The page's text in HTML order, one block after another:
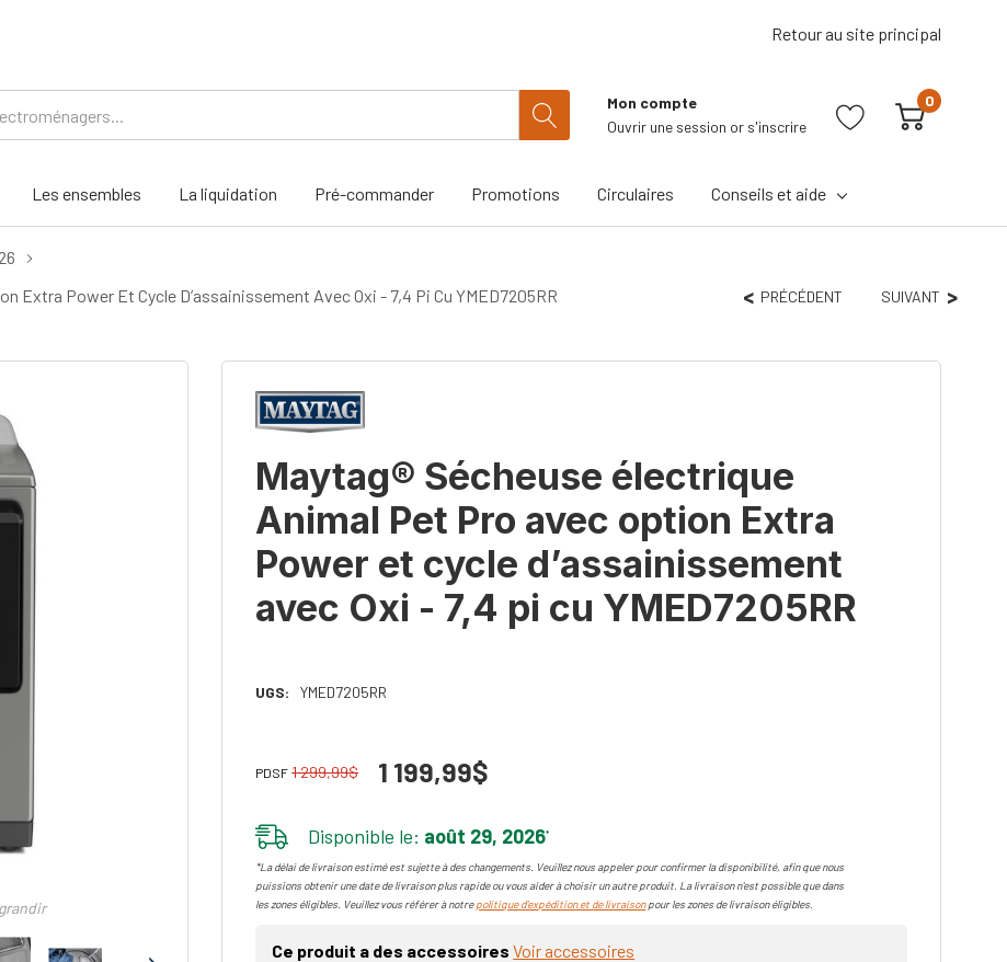
Retour au site principal
Mon compte
Ouvrir une session or s'inscrire
0
Les ensembles La liquidation Pré-commander Promotions Circulaires Conseils et aide
Extra Power Et Cycle D’assainissement Avec Oxi - 7,4 Pi Cu YMED7205RR
PRÉCÉDENT SUIVANT
Maytag® Sécheuse électrique
Animal Pet Pro avec option Extra
Power et cycle d’assainissement
avec Oxi - 7,4 pi cu YMED7205RR
UGS: YMED7205RR
PDSF 1 299,99$ 1 199,99$
Disponible le: août 29, 2026*
*La délai de livraison estimé est sujette à des changements. Veuillez nous appeler pour confirmer la disponibilité, afin que nous
puissions obtenir une date de livraison plus rapide ou vous aider à choisir un autre produit. La livraison n'est possible que dans
les zones éligibles. Veuillez vous référer à notrepolitique d'expédition et de livraisonpour les zones de livraison éligibles.
Ce produit a des accessoires Voir accessoires